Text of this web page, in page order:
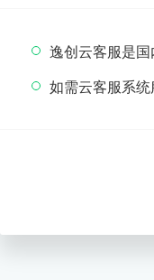
逸创云客服是国
如需云客服系统